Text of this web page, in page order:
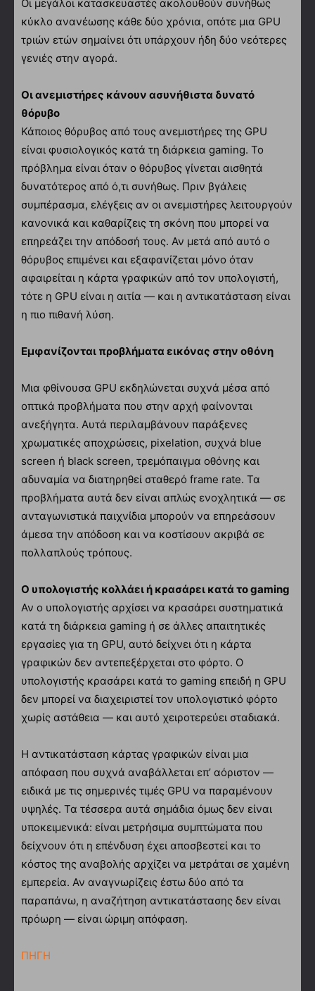
Οι μεγάλοι κατασκευαστές ακολουθούν συνήθως
κύκλο ανανέωσης κάθε δύο χρόνια, οπότε μια GPU
τριών ετών σημαίνει ότι υπάρχουν ήδη δύο νεότερες
γενιές στην αγορά.
Οι ανεμιστήρες κάνουν ασυνήθιστα δυνατό
θόρυβο
Κάποιος θόρυβος από τους ανεμιστήρες της GPU
είναι φυσιολογικός κατά τη διάρκεια gaming. Το
πρόβλημα είναι όταν ο θόρυβος γίνεται αισθητά
δυνατότερος από ό,τι συνήθως. Πριν βγάλεις
συμπέρασμα, ελέγξεις αν οι ανεμιστήρες λειτουργούν
κανονικά και καθαρίζεις τη σκόνη που μπορεί να
επηρεάζει την απόδοσή τους. Αν μετά από αυτό ο
θόρυβος επιμένει και εξαφανίζεται μόνο όταν
αφαιρείται η κάρτα γραφικών από τον υπολογιστή,
τότε η GPU είναι η αιτία — και η αντικατάσταση είναι
η πιο πιθανή λύση.
Εμφανίζονται προβλήματα εικόνας στην οθόνη
Μια φθίνουσα GPU εκδηλώνεται συχνά μέσα από
οπτικά προβλήματα που στην αρχή φαίνονται
ανεξήγητα. Αυτά περιλαμβάνουν παράξενες
χρωματικές αποχρώσεις, pixelation, συχνά blue
screen ή black screen, τρεμόπαιγμα οθόνης και
αδυναμία να διατηρηθεί σταθερό frame rate. Τα
προβλήματα αυτά δεν είναι απλώς ενοχλητικά — σε
ανταγωνιστικά παιχνίδια μπορούν να επηρεάσουν
άμεσα την απόδοση και να κοστίσουν ακριβά σε
πολλαπλούς τρόπους.
Ο υπολογιστής κολλάει ή κρασάρει κατά το gaming
Αν ο υπολογιστής αρχίσει να κρασάρει συστηματικά
κατά τη διάρκεια gaming ή σε άλλες απαιτητικές
εργασίες για τη GPU, αυτό δείχνει ότι η κάρτα
γραφικών δεν αντεπεξέρχεται στο φόρτο. Ο
υπολογιστής κρασάρει κατά το gaming επειδή η GPU
δεν μπορεί να διαχειριστεί τον υπολογιστικό φόρτο
χωρίς αστάθεια — και αυτό χειροτερεύει σταδιακά.
Η αντικατάσταση κάρτας γραφικών είναι μια
απόφαση που συχνά αναβάλλεται επ’ αόριστον —
ειδικά με τις σημερινές τιμές GPU να παραμένουν
υψηλές. Τα τέσσερα αυτά σημάδια όμως δεν είναι
υποκειμενικά: είναι μετρήσιμα συμπτώματα που
δείχνουν ότι η επένδυση έχει αποσβεστεί και το
κόστος της αναβολής αρχίζει να μετράται σε χαμένη
εμπερεία. Αν αναγνωρίζεις έστω δύο από τα
παραπάνω, η αναζήτηση αντικατάστασης δεν είναι
πρόωρη — είναι ώριμη απόφαση.
ΠΗΓΗ